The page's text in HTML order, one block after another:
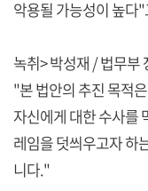
악용될 가능성이 높다
녹취> 박성재 / 법무부
"본 법안의 추진 목적
자신에게 대한 수사를
레임을 덧씌우고자 하
니다."